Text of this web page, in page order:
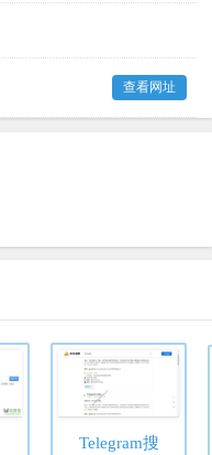
查看网址
Telegram搜